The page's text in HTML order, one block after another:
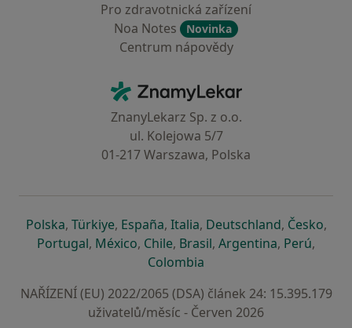
Pro zdravotnická zařízení
Noa Notes
Novinka
Centrum nápovědy
ZnamyLekar - Hlavní stránka
ZnanyLekarz Sp. z o.o.
ul. Kolejowa 5/7
01-217 Warszawa, Polska
Polskase otevře v nové záložce
, Türkiyese otevře v nové záložce
, Españase otevře v nové záložce
, Italiase otevře v nové záložce
, Deutschlandse otevře v
, Českose
,
Portugalse otevře v nové záložce
, Méxicose otevře v nové záložce
, Chilese otevře v nové záložce
, Brasilse otevře v nové
, Argentinase otevře v
, Perúse
,
Colombia
NAŘÍZENÍ (EU) 2022/2065 (DSA) článek 24: 15.395.179
uživatelů/měsíc - Červen 2026